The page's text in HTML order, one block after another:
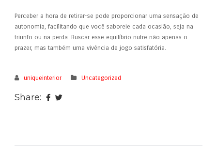
Perceber a hora de retirar-se pode proporcionar uma sensação de
autonomia, facilitando que você saboreie cada ocasião, seja na
triunfo ou na perda. Buscar esse equilíbrio nutre não apenas o
prazer, mas também uma vivência de jogo satisfatória.
uniqueinterior Uncategorized
Share: